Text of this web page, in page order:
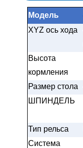
Модель
XYZ ось хода
Высота
кормления
Размер стола
ШПИНДЕЛЬ
Тип рельса
Система